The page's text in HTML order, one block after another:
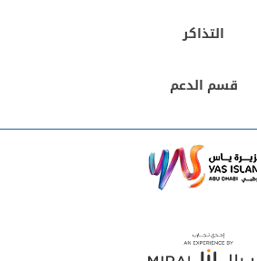
التذاكر
قسم الدعم